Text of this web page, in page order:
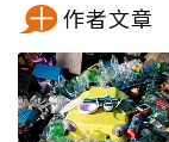
作者文章